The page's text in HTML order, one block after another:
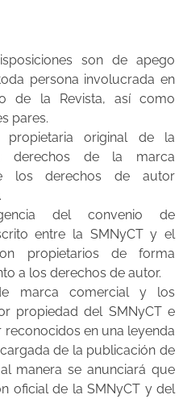
son de apego
persona involucrada en
de la Revista, así como
pares.
propietaria original de la
derechos de la marca
los derechos de autor
del convenio de
entre la SMNyCT y el
propietarios de forma
a los derechos de autor.
marca comercial y los
propiedad del SMNyCT e
reconocidos en una leyenda
de la publicación de
manera se anunciará que
oficial de la SMNyCT y del